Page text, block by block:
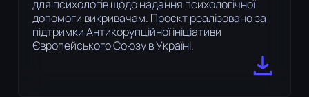
для психологів щодо надання психологічної
допомоги викривачам. Проєкт реалізовано за
підтримки Антикорупційної ініціативи
Європейського Союзу в Україні.